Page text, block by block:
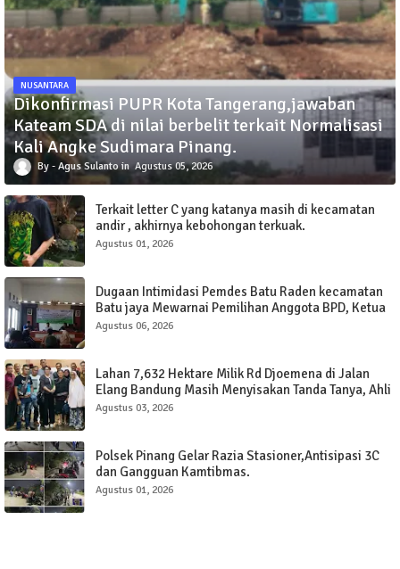
NUSANTARA
Dikonfirmasi PUPR Kota Tangerang,jawaban
Kateam SDA di nilai berbelit terkait Normalisasi
Kali Angke Sudimara Pinang.
Agus Sulanto Agustus 05, 2026
Terkait letter C yang katanya masih di kecamatan
andir , akhirnya kebohongan terkuak.
Agustus 01, 2026
Dugaan Intimidasi Pemdes Batu Raden kecamatan
Batu jaya Mewarnai Pemilihan Anggota BPD, Ketua
Panitia Dinilai Hanya "Boneka Saja "
Agustus 06, 2026
Lahan 7,632 Hektare Milik Rd Djoemena di Jalan
Elang Bandung Masih Menyisakan Tanda Tanya, Ahli
Waris Minta Keterbukaan
Agustus 03, 2026
Polsek Pinang Gelar Razia Stasioner,Antisipasi 3C
dan Gangguan Kamtibmas.
Agustus 01, 2026